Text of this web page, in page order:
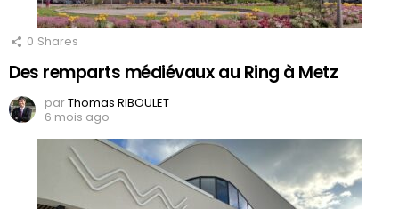
0 Shares
Des remparts médiévaux au Ring à Metz
parThomas RIBOULET
6 mois ago